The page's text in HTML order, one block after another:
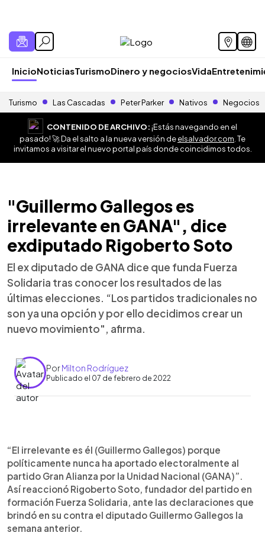
InicioNoticiasTurismoDinero y negociosVida
Turismo Las Cascadas Peter Parker Nativos Negocios
CONTENIDO DE ARCHIVO:¡Estás navegando en el
pasado! 🚀 Da el salto a la nueva versión deelsalvador.com . Te
invitamos a visitar el nuevo portal país donde coincidimos todos.
"Guillermo Gallegos es
irrelevante en GANA", dice
exdiputado Rigoberto Soto
El ex diputado de GANA dice que funda Fuerza
Solidaria tras conocer los resultados de las
últimas elecciones. “Los partidos tradicionales no
son ya una opción y por ello decidimos crear un
nuevo movimiento", afirma.
PorMilton Rodríguez
Publicado el 07 de febrero de 2022
► Escuchar artículo
“El irrelevante es él (Guillermo Gallegos) porque
políticamente nunca ha aportado electoralmente al
partido Gran Alianza por la Unidad Nacional (GANA)”.
Así reaccionó Rigoberto Soto, fundador del partido en
formación Fuerza Solidaria, ante las declaraciones que
brindó en su contra el diputado Guillermo Gallegos la
semana anterior.